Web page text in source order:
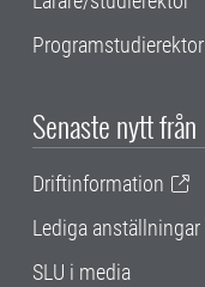
Programstudierektor
Senaste nytt från
Driftinformation
Lediga anställningar
SLU i media